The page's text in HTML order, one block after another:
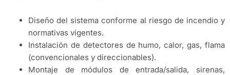
Diseño del sistema conforme al riesgo de incendio y
normativas vigentes.
Instalación de detectores de humo, calor, gas, flama
(convencionales y direccionables).
Montaje de módulos de entrada/salida, sirenas,